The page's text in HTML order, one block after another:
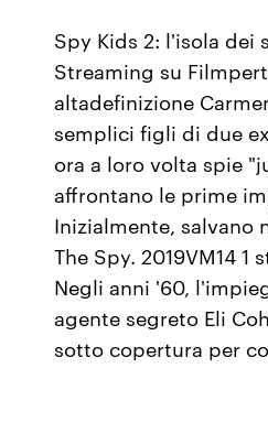
Spy Kids 2: l'isola dei
Streaming su
altadefinizione
semplici figli di due
ora a loro volta spie
affrontano le prime
Inizialmente, salvano
The Spy. 2019VM14 1
Negli anni '60,
agente segreto Eli
sotto copertura per